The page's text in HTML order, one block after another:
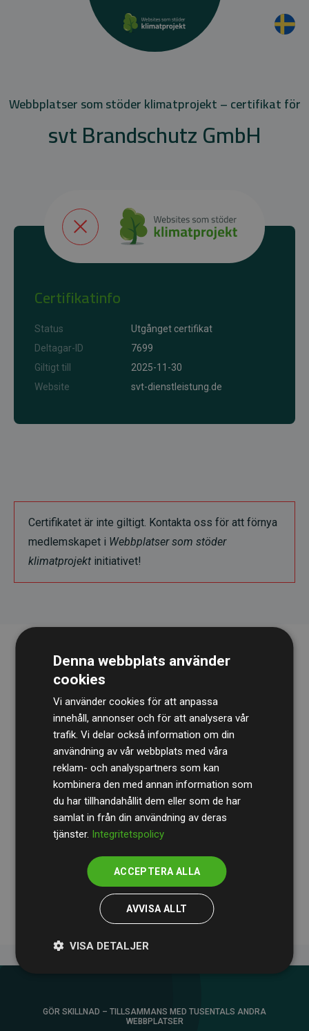
Webbplatser som stöder klimatprojekt – certifikat för
svt Brandschutz GmbH
Certifikatinfo
Status
Utgånget certifikat
Deltagar-ID
7699
Giltigt till
2025-11-30
Website
svt-dienstleistung.de
Certifikatet är inte giltigt. Kontakta oss för att förnya
medlemskapet i Webbplatser som stöder
klimatprojekt initiativet!
RevisionsbyrånBDOgranskar kontinuerligt våra
beräkningar och vår metod för att säkerställa
transparens och tillförlitlighet.
Deras granskning visar att våra investeringar i
klimatprojekt i genomsnitt kompenserar för
de beräknade CO₂-utsläppenfrån
medlemswebbplatser – ett tydligt bevis på att vårt
arbetssätt ger mätbar klimatnytta.
GÖR SKILLNAD – TILLSAMMANS MED TUSENTALS ANDRA
WEBBPLATSER
Denna webbplats använder
cookies
Vi använder cookies för att anpassa
innehåll, annonser och för att analysera vår
trafik. Vi delar också information om din
användning av vår webbplats med våra
reklam- och analyspartners som kan
kombinera den med annan information som
du har tillhandahållit dem eller som de har
samlat in från din användning av deras
tjänster. Integritetspolicy
ACCEPTERA ALLA
AVVISA ALLT
VISA DETALJER